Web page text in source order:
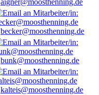
aigner@moosthenning.de
becker@moosthenning.de
bunk@moosthenning.de
kalteis@moosthenning.de